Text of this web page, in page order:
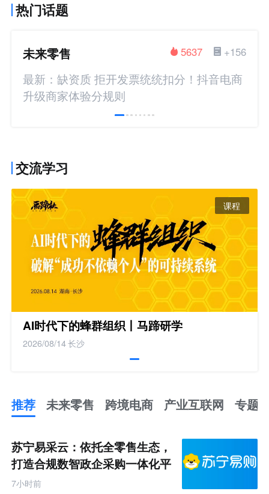
热门话题
未来零售 +156
5637
最新：缺资质 拒开发票统统扣分！抖音电商
升级商家体验分规则
交流学习
课程
AI时代下的蜂群组织丨马蹄研学
2026/08/14长沙
推荐 未来零售 跨境电商 产业互联网 专题
未
来
零
售
跨
境
苏宁易采云：依托全零售生态，
打造合规数智政企采购一体化平
台
7小时前